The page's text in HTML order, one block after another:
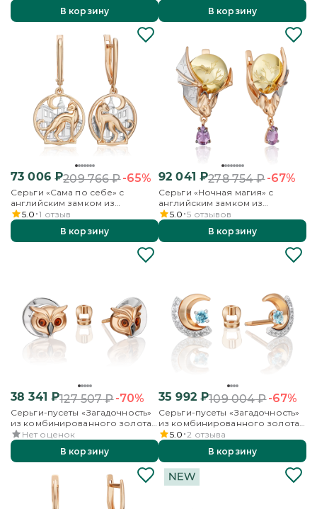
В корзину
В корзину
73 006₽209 766₽-65%
Серьги «Сама по себе» с
английским замком из
комбинированного золота
5.0 1 отзыв
В корзину
92 041 ₽278 754₽-67%
Серьги «Ночная магия» с
английским замком из
комбинированного золота с
аметистом
5.0 5 отзывов
В корзину
38 341 ₽127 507₽-70%
Серьги-пусеты «Загадочность»
из комбинированного золота
с эмалью
Нет оценок
В корзину
35 992₽109 004₽-67%
Серьги-пусеты «Загадочность»
из комбинированного золота
с топазом и бесцветными
топазами
5.0 2 отзыва
В корзину